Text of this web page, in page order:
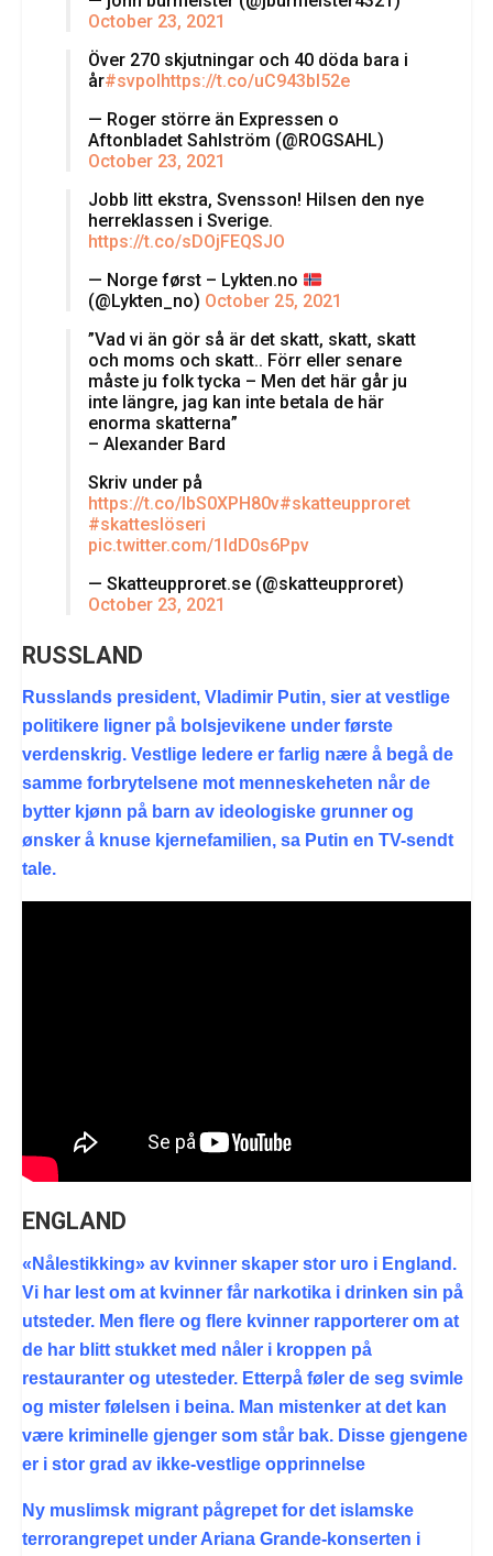
October 23, 2021
Över 270 skjutningar och 40 döda bara i
år#svpolhttps://t.co/uC943bl52e
— Roger större än Expressen o
Aftonbladet Sahlström (@ROGSAHL)
October 23, 2021
Jobb litt ekstra, Svensson! Hilsen den nye
herreklassen i Sverige.
https://t.co/sDOjFEQSJO
— Norge først – Lykten.no
(@Lykten_no) October 25, 2021
”Vad vi än gör så är det skatt, skatt, skatt
och moms och skatt.. Förr eller senare
måste ju folk tycka – Men det här går ju
inte längre, jag kan inte betala de här
enorma skatterna”
– Alexander Bard
Skriv under på
https://t.co/lbS0XPH80v#skatteupproret
#skatteslöseri
pic.twitter.com/1ldD0s6Ppv
— Skatteupproret.se (@skatteupproret)
October 23, 2021
RUSSLAND
Russlands president, Vladimir Putin, sier at vestlige
politikere ligner på bolsjevikene under første
verdenskrig. Vestlige ledere er farlig nære å begå de
samme forbrytelsene mot menneskeheten når de
bytter kjønn på barn av ideologiske grunner og
ønsker å knuse kjernefamilien, sa Putin en TV-sendt
tale.
ENGLAND
«Nålestikking» av kvinner skaper stor uro i England.
Vi har lest om at kvinner får narkotika i drinken sin på
utsteder. Men flere og flere kvinner rapporterer om at
de har blitt stukket med nåler i kroppen på
restauranter og utesteder. Etterpå føler de seg svimle
og mister følelsen i beina. Man mistenker at det kan
være kriminelle gjenger som står bak. Disse gjengene
er i stor grad av ikke-vestlige opprinnelse
Ny muslimsk migrant pågrepet for det islamske
terrorangrepet under Ariana Grande-konserten i